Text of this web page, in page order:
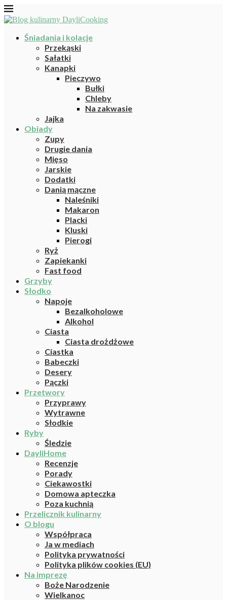
Śniadania i kolacje
Przekąski
Sałatki
Kanapki
Pieczywo
Bułki
Chleby
Na zakwasie
Jajka
Obiady
Zupy
Drugie dania
Mięso
Jarskie
Dodatki
Danią mączne
Naleśniki
Makaron
Placki
Kluski
Pierogi
Ryż
Zapiekanki
Fast food
Grzyby
Słodko
Napoje
Bezalkoholowe
Alkohol
Ciasta
Ciasta drożdżowe
Ciastka
Babeczki
Desery
Pączki
Przetwory
Przyprawy
Wytrawne
Słodkie
Ryby
Śledzie
DayliHome
Recenzje
Porady
Ciekawostki
Domowa apteczka
Poza kuchnią
Przelicznik kulinarny
O blogu
Współpraca
Ja w mediach
Polityka prywatności
Polityka plików cookies (EU)
Na imprezę
Boże Narodzenie
Wielkanoc